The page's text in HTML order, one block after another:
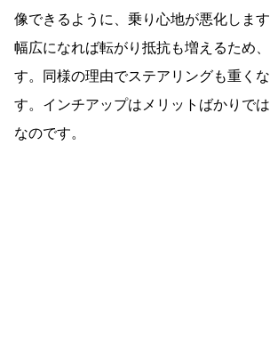
像できるように、乗り心地が悪化しま
幅広になれば転がり抵抗も増えるため
す。同様の理由でステアリングも重く
す。インチアップはメリットばかりで
なのです。